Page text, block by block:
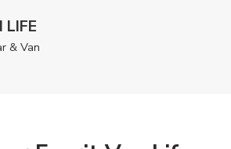
LIFE
& Van